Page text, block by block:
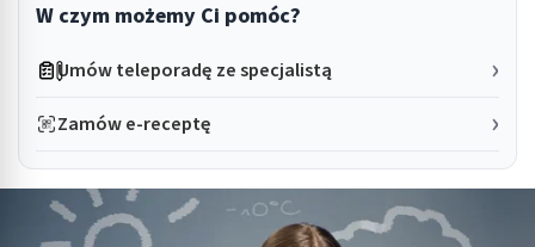
submenu: Wellness
W czym możemy Ci pomóc?
Umów teleporadę ze specjalistą
Zamów e-receptę